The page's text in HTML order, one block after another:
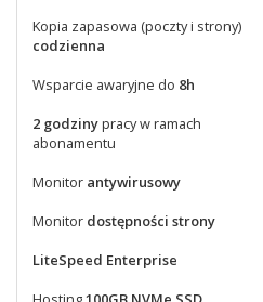
Kopia zapasowa (poczty i strony)
codzienna
Wsparcie awaryjne do 8h
2 godzinypracy w ramach
abonamentu
Monitor antywirusowy
Monitor dostępności strony
LiteSpeed Enterprise